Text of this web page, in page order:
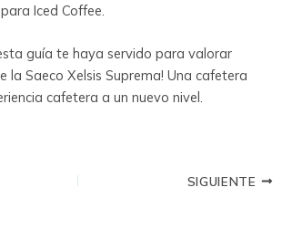
Iced Coffee.
guía te haya servido para valorar
la Saeco Xelsis Suprema! Una cafetera
cafetera a un nuevo nivel.
SIGUIENTE